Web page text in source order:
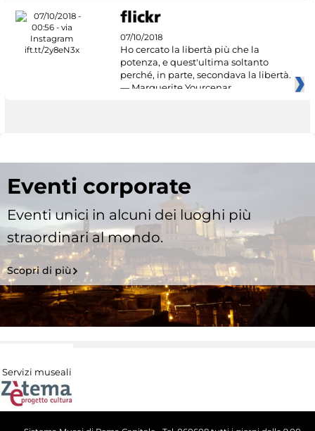
07/10/2018
Ho cercato la libertà più che la
potenza, e quest'ultima soltanto
perché, in parte, secondava la libertà.
— Marguerite Yourcenar
Eventi corporate
Eventi unici in alcuni dei luoghi più
straordinari al mondo.
Scopri di più
Servizi museali